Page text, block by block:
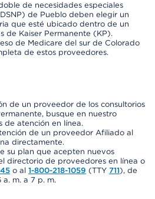
de necesidades especiales
de Pueblo deben elegir un
que esté ubicado dentro de un
de Kaiser Permanente (KP).
de Medicare del sur de Colorado
de estos proveedores.
de un proveedor de los consultorios
busque en nuestro
de atención en línea.
de un proveedor Afiliado al
directamente.
su plan que acepten nuevos
directorio de proveedores en línea o
o al 1-800-218-1059 (TTY 711), de
a. m. a 7 p. m.